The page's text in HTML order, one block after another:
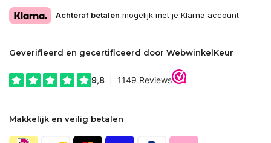
Achteraf betalen mogelijk met je Klarna account
Geverifieerd en gecertificeerd door WebwinkelKeur
Makkelijk en veilig betalen